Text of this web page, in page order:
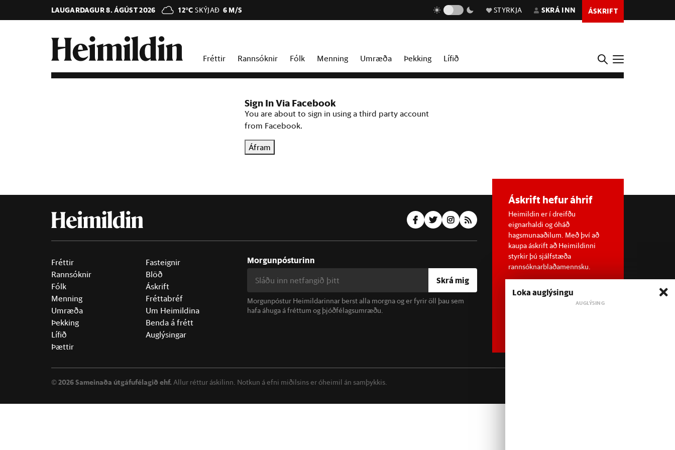
LAUGARDAGUR 8. ÁGÚST 2026 12°C SKÝJAÐ 6 M/S STYRKJA SKRÁ INN ÁSKRIFT
Fréttir Rannsóknir Fólk Menning Umræða Þekking Lífið
Sign In Via Facebook
You are about to sign in using a third party account
from Facebook.
Áfram
Fréttir
Rannsóknir
Fólk
Menning
Umræða
Þekking
Lífið
Þættir
Fasteignir
Blöð
Áskrift
Fréttabréf
Um Heimildina
Benda á frétt
Auglýsingar
Morgunpósturinn
Skrá mig
Morgunpóstur Heimildarinnar berst alla morgna og er fyrir öll þau sem
hafa áhuga á fréttum og þjóðfélagsumræðu.
Áskrift hefur áhrif
Heimildin er í dreifðu
eignarhaldi og óháð
hagsmunaaðilum. Með því að
kaupa áskrift að Heimildinni
styrkir þú sjálfstæða
rannsóknarblaðamennsku.
©2026 Sameinaða útgáfufélagið ehf. Allur réttur áskilinn. Notkun á efni miðilsins er óheimil án samþykkis.
Loka auglýsingu